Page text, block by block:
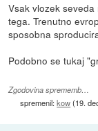
Vsak vlozek
tega. Trenutno
sposobna
Podobno se tukaj
Zgodovina sprememb…
spremenil:kow(19.